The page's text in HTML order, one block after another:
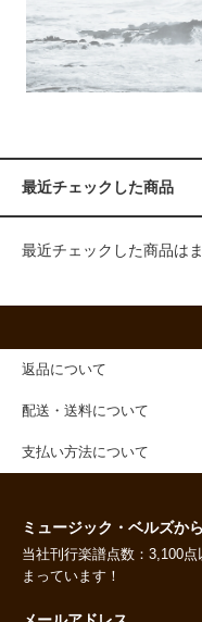
最近チェックした商品
最近チェックした商品は
返品について
配送・送料について
支払い方法について
ミュージック・ベルズか
当社刊行楽譜点数：3,100
まっています！